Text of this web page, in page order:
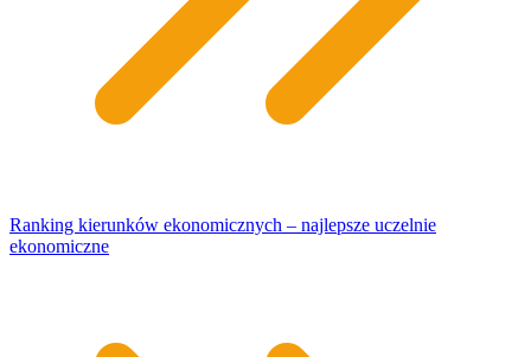
Ranking kierunków ekonomicznych – najlepsze uczelnie
ekonomiczne